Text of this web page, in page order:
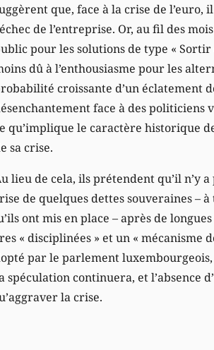
que, face à la crise de
de l’entreprise. Or, au fil des
pour les solutions de type « Sortir
dû à l’enthousiasme pour les
croissante d’un éclatement
face à des politiciens
qu’implique le caractère historique
sa crise.
lieu de cela, ils prétendent qu’il n’y
de quelques dettes souveraines –
ont mis en place – après de
« disciplinées » et un « mécanisme
par le parlement luxembourgeois,
spéculation continuera, et l’absence
la crise.